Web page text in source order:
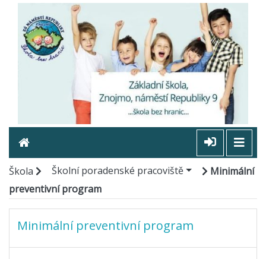
Škola Školní poradenské pracoviště
Minimální
preventivní program
Minimální preventivní program